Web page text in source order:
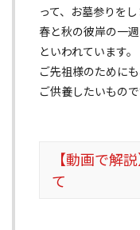
って、お墓参りをし
春と秋の彼岸の一
といわれています。
ご先祖様のために
ご供養したいもので
【動画で解
て